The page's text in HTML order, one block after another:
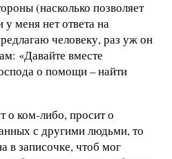
(насколько позволяет
меня нет ответа на
человеку, раз уж он
«Давайте вместе
о помощи – найти
о ком-либо, просит о
с другими людьми, то
в записочке, чтоб мог